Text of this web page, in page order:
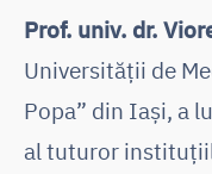
Prof. univ. dr.
Universității de
Popa” din Iași, a
al tuturor